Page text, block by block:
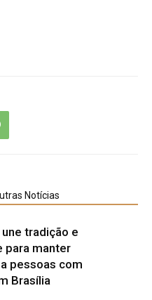
Notícias
tradição e
para manter
pessoas com
Brasília